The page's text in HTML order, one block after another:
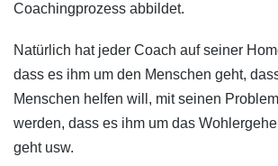
Coachingprozess abbildet.
Natürlich hat jeder Coach auf seiner
dass es ihm um den Menschen geht,
Menschen helfen will, mit seinen
werden, dass es ihm um das
geht usw.